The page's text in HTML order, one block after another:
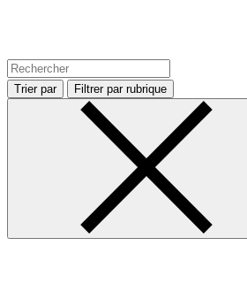
Trier par Filtrer par rubrique